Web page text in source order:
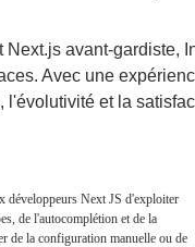
avant-gardiste,
Avec une
et la
développeurs Next JS d'exploiter
de l'autocomplétion et de la
de la configuration manuelle ou de